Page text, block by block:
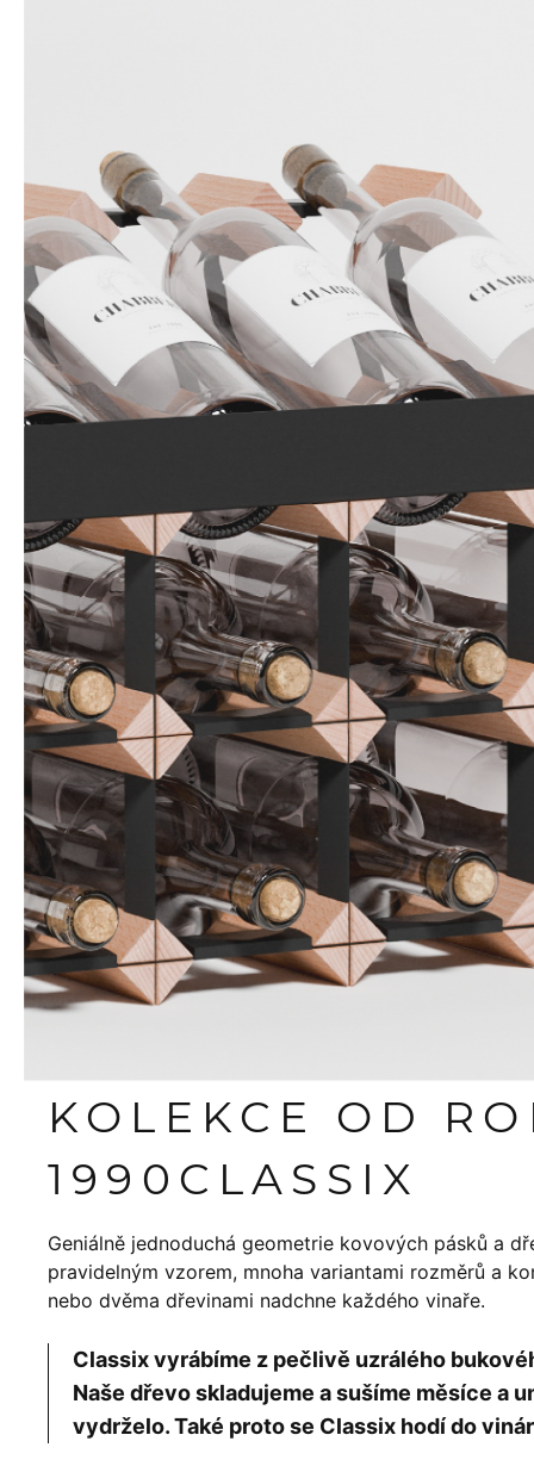
KOLEKCE OD
1990 CLASSIX
Geniálně jednoduchá geometrie kovových pásků a
pravidelným vzorem, mnoha variantami rozměrů a
nebo dvěma dřevinami nadchne každého vinaře.
Classix vyrábíme z pečlivě uzrálého
Naše dřevo skladujeme a sušíme měsíce a
vydrželo. Také proto se Classix hodí do